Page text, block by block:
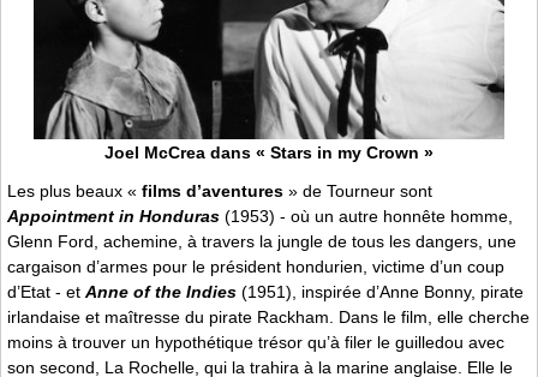
Joel McCrea dans « Stars in my Crown »
Les plus beaux « films d’aventures » de Tourneur sont
Appointment in Honduras (1953) - où un autre honnête homme,
Glenn Ford, achemine, à travers la jungle de tous les dangers, une
cargaison d’armes pour le président hondurien, victime d’un coup
d’Etat - et Anne of the Indies (1951), inspirée d’Anne Bonny, pirate
irlandaise et maîtresse du pirate Rackham. Dans le film, elle cherche
moins à trouver un hypothétique trésor qu’à filer le guilledou avec
son second, La Rochelle, qui la trahira à la marine anglaise. Elle le